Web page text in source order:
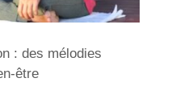
: des mélodies
être